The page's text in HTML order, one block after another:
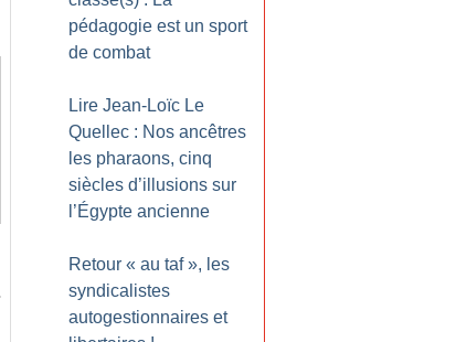
pédagogie est un sport
de combat
Lire Jean-Loïc Le
Quellec : Nos ancêtres
les pharaons, cinq
siècles d’illusions sur
l’Égypte ancienne
Retour « au taf », les
syndicalistes
autogestionnaires et